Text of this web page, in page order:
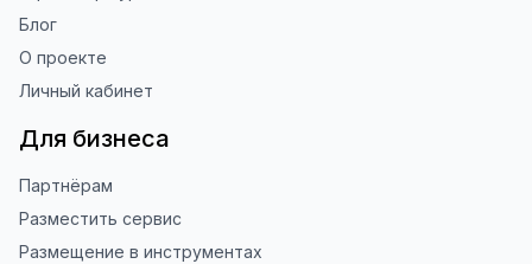
Блог
О проекте
Личный кабинет
Для бизнеса
Партнёрам
Разместить сервис
Размещение в инструментах